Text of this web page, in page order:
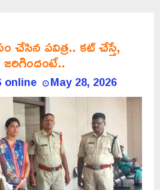
చేసిన పవిత్ర.. కట్ చేస్తే,
online May 28, 2026